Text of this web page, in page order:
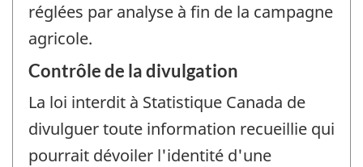
réglées par analyse à fin de la campagne
agricole.
Contrôle de la divulgation
La loi interdit à Statistique Canada de
divulguer toute information recueillie qui
pourrait dévoiler l'identité d'une